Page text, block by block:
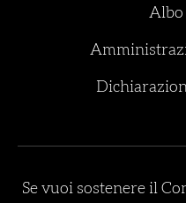
Albo
Se vuoi sostenere il